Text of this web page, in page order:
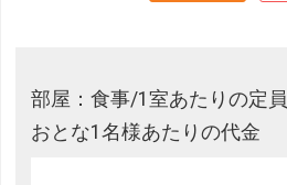
部屋：食事/1室あたりの定員
おとな1名様あたりの代金